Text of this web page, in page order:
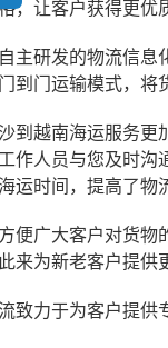
，让客户获得更优
主研发的物流信息
到门运输模式，将
到越南海运服务更
作人员与您及时沟
运时间，提高了物
便广大客户对货物
来为新老客户提供
致力于为客户提供